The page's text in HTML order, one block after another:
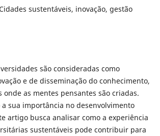
sustentáveis, inovação, gestão
são consideradas como
e de disseminação do conhecimento,
onde as mentes pensantes são criadas.
a sua importância no desenvolvimento
artigo busca analisar como a experiência
sustentáveis pode contribuir para